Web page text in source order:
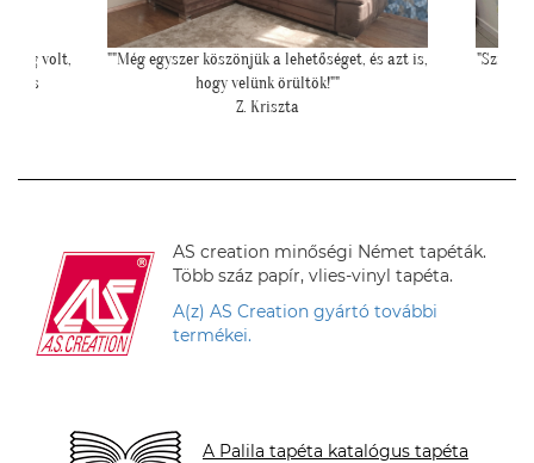
volt,
""Még egyszer köszönjük a lehetőséget, és azt is,
hogy velünk örültök!""
Z. Kriszta
"Szia
AS creation minőségi Német tapéták.
Több száz papír, vlies-vinyl tapéta.
A(z) AS Creation gyártó további
termékei.
A Palila tapéta katalógus tapéta